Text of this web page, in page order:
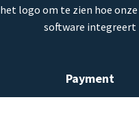
logo om te zien hoe
software integreert
Payment